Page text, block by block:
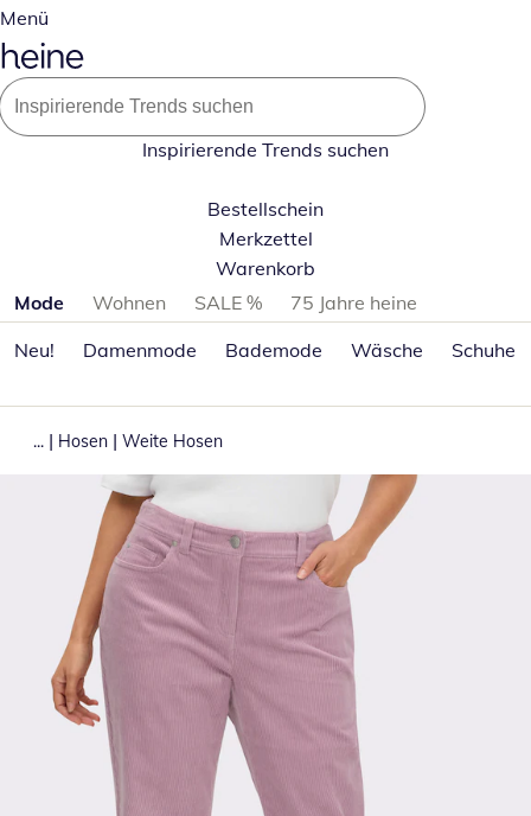
Menü
Inspirierende Trends suchen
Bestellschein
Merkzettel
Warenkorb
Produktkategorien überspringen
Mode Wohnen SALE %
75 Jahre heine
Neu!
Damenmode Bademode Wäsche Schuhe
... | Hosen | Weite Hosen